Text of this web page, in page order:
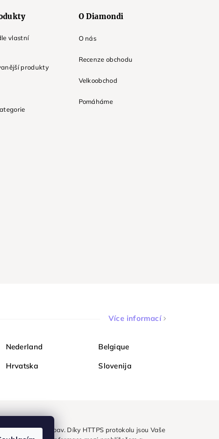
vlastní
produkty
O Diamondi
O nás
Recenze obchodu
Velkoobchod
Pomáháme
Více informací
Nederland Belgique
Hrvatska Slovenija
a bez obav. Díky HTTPS protokolu jsou Vaše